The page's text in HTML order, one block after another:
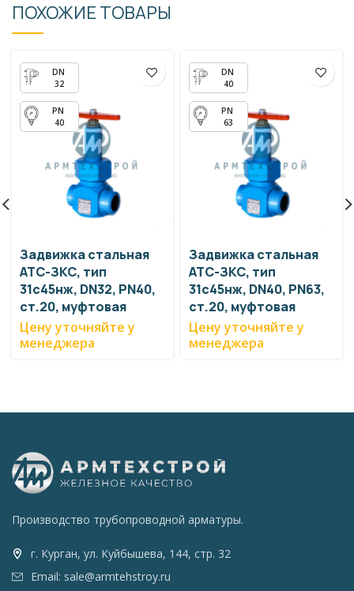
ПОХОЖИЕ ТОВАРЫ
32
40
Задвижка стальная
АТС-ЗКС, тип
31с45нж, DN32, PN40,
ст.20, муфтовая
Цену уточняйте у
менеджера
40
63
Задвижка стальная
АТС-ЗКС, тип
31с45нж, DN40, PN63,
ст.20, муфтовая
Цену уточняйте у
менеджера
Производство трубопроводной арматуры.
г. Курган, ул. Куйбышева, 144, стр. 32
Email: sale@armtehstroy.ru